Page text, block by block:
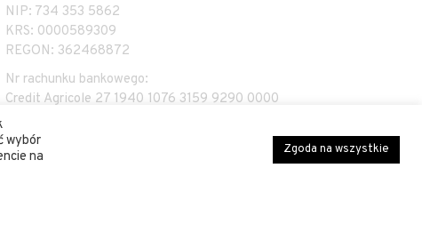
NIP: 734 353 5862
KRS: 0000589309
REGON: 362468872
Nr rachunku bankowego:
Credit Agricole 27 1940 1076 3159 9290 0000
wybór
na
Zgoda na wszystkie